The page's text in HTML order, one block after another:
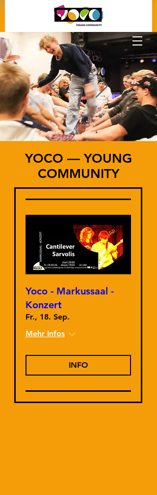
YOCO — YOUNG
COMMUNITY
Yoco - Markussaal -
Konzert
Fr., 18. Sep.
Mehr Infos
INFO